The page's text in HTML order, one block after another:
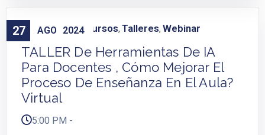
27 AGO 2024
Capacitación, Cursos, Talleres, Webinar
TALLER De Herramientas De IA
Para Docentes , Cómo Mejorar El
Proceso De Enseñanza En El Aula?
Virtual
5:00 PM -